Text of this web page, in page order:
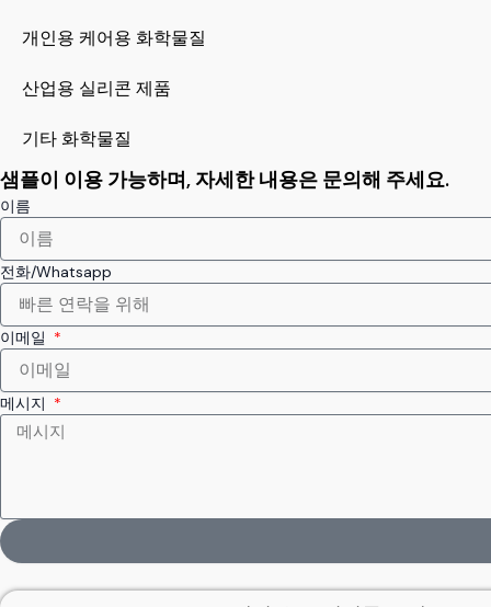
개인용 케어용 화학물질
산업용 실리콘 제품
기타 화학물질
샘플이 이용 가능하며, 자세한 내용은 문의해 주세요.
이름
전화/Whatsapp
이메일
메시지